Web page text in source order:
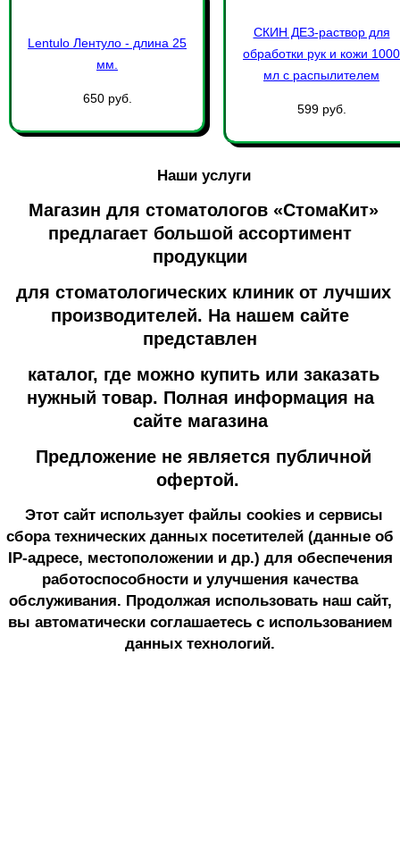
Lentulo Лентуло - длина 25
мм.
650 руб.
СКИН ДЕЗ-раствор для
обработки рук и кожи 1000
мл с распылителем
599 руб.
Наши услуги
Магазин для стоматологов «СтомаКит»
предлагает большой ассортимент
продукции
для стоматологических клиник от лучших
производителей. На нашем сайте
представлен
каталог, где можно купить или заказать
нужный товар. Полная информация на
сайте магазина
Предложение не является публичной
офертой.
Этот сайт использует файлы cookies и сервисы
сбора технических данных посетителей (данные об
IP-адресе, местоположении и др.) для обеспечения
работоспособности и улучшения качества
обслуживания. Продолжая использовать наш сайт,
вы автоматически соглашаетесь с использованием
данных технологий.